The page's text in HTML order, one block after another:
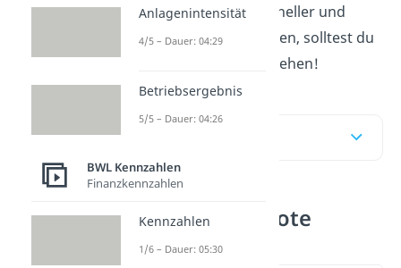
Um das Thema noch schneller und
anschaulicher zu verstehen, solltest du
dir jetzt unser
ansehen!
Fremdkapitalquote
einfach erklärt
Anlagenintensität
4/5 – Dauer: 04:29
Betriebsergebnis
5/5 – Dauer: 04:26
BWL Kennzahlen
Finanzkennzahlen
Kennzahlen
1/6 – Dauer: 05:30